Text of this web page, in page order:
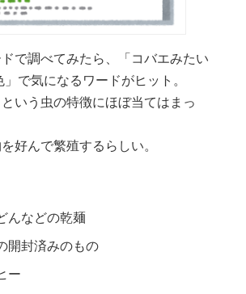
で調べてみたら、「コバエみたい
で気になるワードがヒット。
という虫の特徴にほぼ当てはまっ
好んで繁殖するらしい。
んなどの乾麺
開封済みのもの
ー